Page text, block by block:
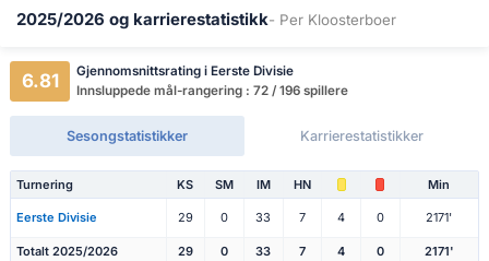
2025/2026 og karrierestatistikk- Per Kloosterboer
6.81
Gjennomsnittsrating i Eerste Divisie
Innsluppede mål-rangering : 72 / 196 spillere
Sesongstatistikker Karrierestatistikker
Turnering KS SM IM HN Min
Eerste Divisie 29 0 33 7 4 0 2171'
Totalt 2025/2026 29 0 33 7 4 0 2171'